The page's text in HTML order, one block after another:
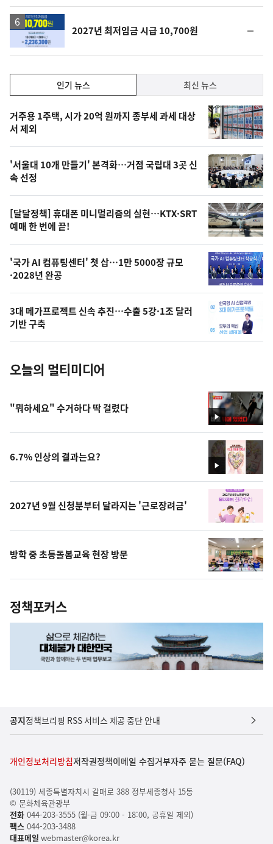
2027년 최저임금 시급 10,700원
일
기,
최
신,
오
늘
의
영
상
오
늘
사
진
인기 뉴스 최신 뉴스
기
뉴
스
거주용 1주택, 시가 20억 원까지 종부세 과세 대상
서 제외
'서울대 10개 만들기' 본격화…거점 국립대 3곳 신
속 선정
[달달정책] 휴대폰 미니멀리즘의 실현…KTX·SRT
예매 한 번에 끝!
'국가 AI 컴퓨팅센터' 첫 삽…1만 5000장 규모
·2028년 완공
3대 메가프로젝트 신속 추진…수출 5강·1조 달러
기반 구축
오늘의 멀티미디어
영
상
"뭐하세요" 수거하다 딱 걸렸다
영
상
6.7% 인상의 결과는요?
2027년 9월 신청분부터 달라지는 '근로장려금'
방학 중 초등돌봄교육 현장 방문
정책포커스
공지정책브리핑 RSS 서비스 제공 중단 안내
개인정보처리방침저작권정책이메일 수집거부자주 묻는 질문(FAQ)
(30119) 세종특별자치시 갈매로 388 정부세종청사 15동
© 문화체육관광부
전화044-203-3555 (월-금 09:00 - 18:00, 공휴일 제외)
팩스044-203-3488
대표메일 webmaster@korea.kr